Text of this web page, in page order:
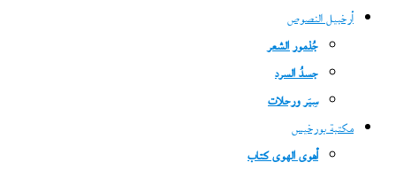
أرخبيل النصوص
جُذمور الشعر
جسدُ السرد
سِيَر ورحلات
مكتبة بورخيس
أهوى الهوى كتاب